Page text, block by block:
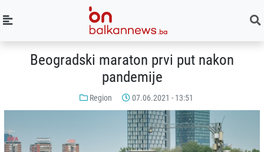
Beogradski maraton prvi put nakon
pandemije
Region 07.06.2021 - 13:51